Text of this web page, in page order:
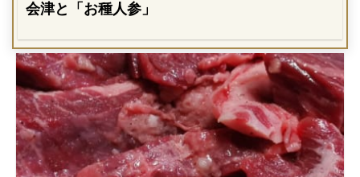
会津と「お種人参」